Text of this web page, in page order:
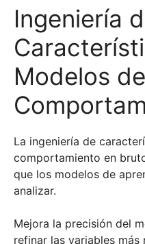
Ingeniería
Modelos de
La ingeniería de
comportamiento en
que los modelos de
analizar.
Mejora la precisión del
refinar las variables más